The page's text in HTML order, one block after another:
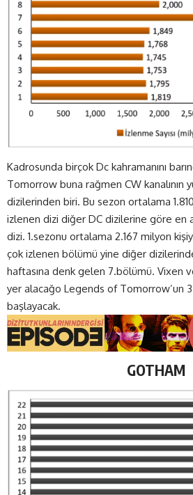
Kadrosunda birçok Dc kahramanını
Tomorrow buna rağmen CW kanalının
dizilerinden biri. Bu sezon ortalama
izlenen dizi diğer DC dizilerine göre en
dizi. 1.sezonu ortalama 2.167 milyon
çok izlenen bölümü yine diğer
haftasına denk gelen 7.bölümü. Vixen
yer alacağo Legends of Tomorrow’un
başlayacak.
GOTHAM